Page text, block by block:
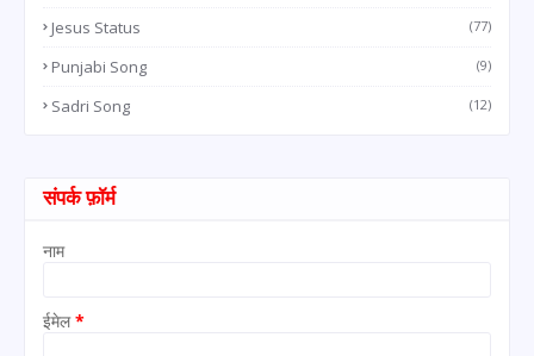
Jesus Status (77)
Punjabi Song (9)
Sadri Song (12)
संपर्क फ़ॉर्म
नाम
ईमेल*